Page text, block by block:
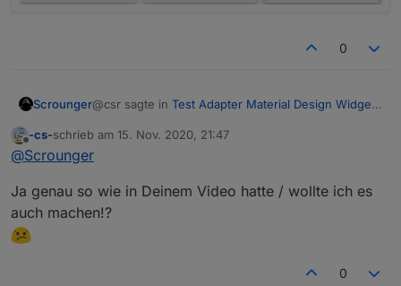
0
Scrounger@csr sagte in Test Adapter Material Design Widgets
mit upgradeupdate man nur die daten unter files.
Ein Adapter update / installation einer spezifischen
version geht mit
Offline
-cs-schrieb am 15. Nov. 2020, 21:47
zuletzt editiert von
@Scrounger
Ja genau so wie in Deinem Video hatte / wollte ich es
auch machen!?
0